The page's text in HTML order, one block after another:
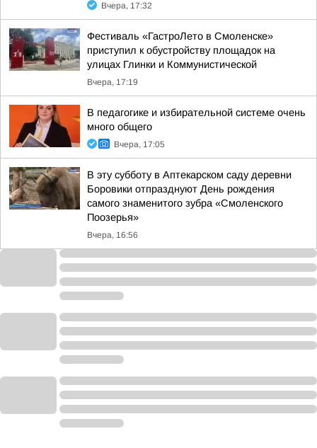
Вчера, 17:32
Фестиваль «ГастроЛето в Смоленске»
приступил к обустройству площадок на
улицах Глинки и Коммунистической
Вчера, 17:19
В педагогике и избирательной системе очень
много общего
Вчера, 17:05
В эту субботу в Аптекарском саду деревни
Боровики отпразднуют День рождения
самого знаменитого зубра «Смоленского
Поозерья»
Вчера, 16:56